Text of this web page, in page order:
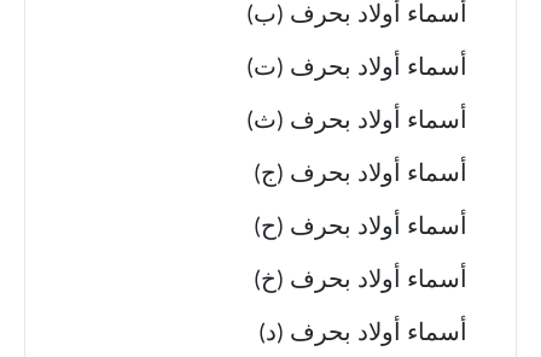
أسماء أولاد بحرف (ب)
أسماء أولاد بحرف (ت)
أسماء أولاد بحرف (ث)
أسماء أولاد بحرف (ج)
أسماء أولاد بحرف (ح)
أسماء أولاد بحرف (خ)
أسماء أولاد بحرف (د)